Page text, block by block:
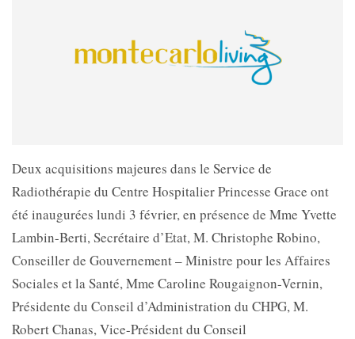
Deux acquisitions majeures dans le Service de
Radiothérapie du Centre Hospitalier Princesse Grace ont
été inaugurées lundi 3 février, en présence de Mme Yvette
Lambin-Berti, Secrétaire d’Etat, M. Christophe Robino,
Conseiller de Gouvernement – Ministre pour les Affaires
Sociales et la Santé, Mme Caroline Rougaignon-Vernin,
Présidente du Conseil d’Administration du CHPG, M.
Robert Chanas, Vice-Président du Conseil